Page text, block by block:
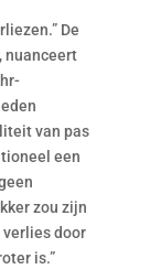
De
nuanceert
van pas
een
zou zijn
verlies door
is.”